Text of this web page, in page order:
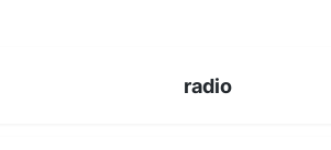
radio